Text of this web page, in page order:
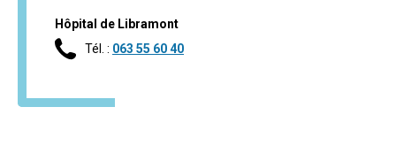
Hôpital de Libramont
Tél. : 063 55 60 40